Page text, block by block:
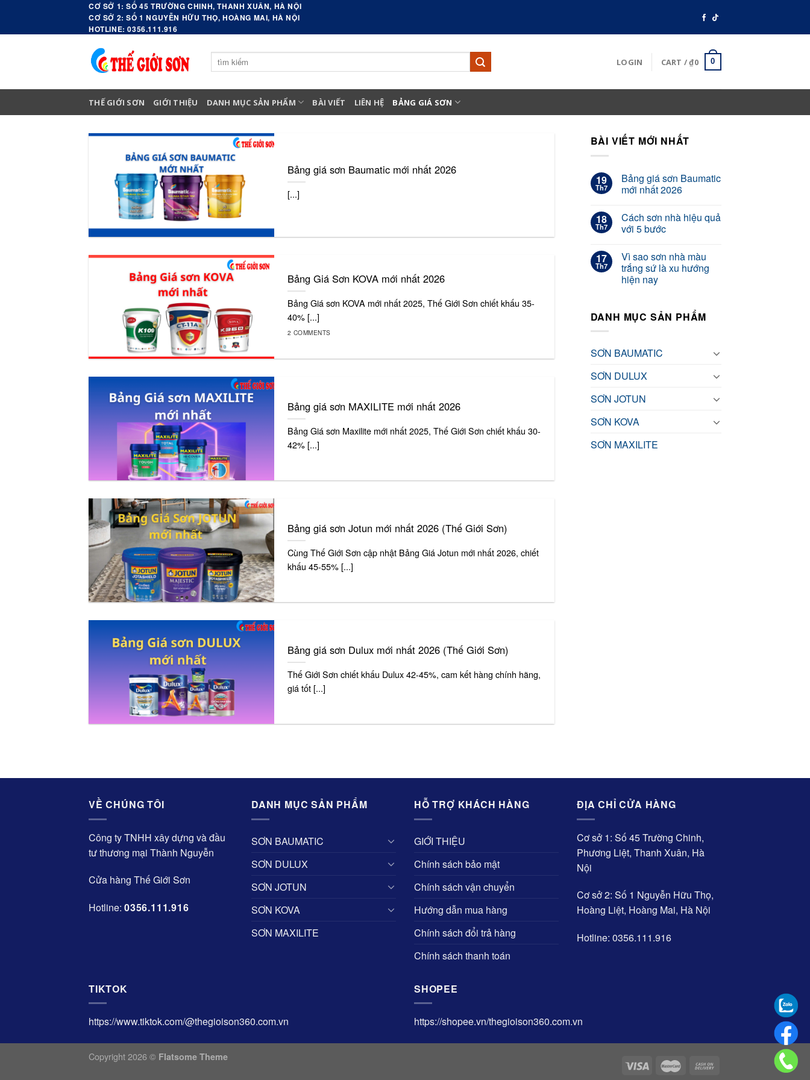
content
CƠ SỞ 1: SỐ 45 TRƯỜNG CHINH, THANH XUÂN, HÀ NỘI
CƠ SỞ 2: SỐ 1 NGUYỄN HỮU THỌ, HOÀNG MAI, HÀ NỘI
HOTLINE: 0356.111.916
Search
for:
LOGIN CART /₫0 0
THẾ GIỚI SƠN GIỚI THIỆU DANH MỤC SẢN PHẨM BÀI VIẾT LIÊN HỆ BẢNG GIÁ SƠN
Bảng giá sơn Baumatic mới nhất 2026
[...]
Bảng Giá Sơn KOVA mới nhất 2026
Bảng Giá sơn KOVA mới nhất 2025, Thế Giới Sơn chiết khấu 35-
40% [...]
2 COMMENTS
Bảng giá sơn MAXILITE mới nhất 2026
Bảng Giá sơn Maxilite mới nhất 2025, Thế Giới Sơn chiết khấu 30-
42% [...]
Bảng giá sơn Jotun mới nhất 2026 (Thế Giới Sơn)
Cùng Thế Giới Sơn cập nhật Bảng Giá Jotun mới nhất 2026, chiết
khấu 45-55% [...]
Bảng giá sơn Dulux mới nhất 2026 (Thế Giới Sơn)
Thế Giới Sơn chiết khấu Dulux 42-45%, cam kết hàng chính hãng,
giá tốt [...]
BÀI VIẾT MỚI NHẤT
19
Th7
Bảng giá sơn Baumatic
mới nhất 2026
18
Th7
Cách sơn nhà hiệu quả
với 5 bước
17
Th7
Vì sao sơn nhà màu
trắng sứ là xu hướng
hiện nay
DANH MỤC SẢN PHẨM
SƠN BAUMATIC
SƠN DULUX
SƠN JOTUN
SƠN KOVA
SƠN MAXILITE
VỀ CHÚNG TÔI
Công ty TNHH xây dựng và đầu
tư thương mại Thành Nguyễn
Cửa hàng Thế Giới Sơn
Hotline: 0356.111.916
DANH MỤC SẢN PHẨM
SƠN BAUMATIC
SƠN DULUX
SƠN JOTUN
SƠN KOVA
SƠN MAXILITE
HỖ TRỢ KHÁCH HÀNG
GIỚI THIỆU
Chính sách bảo mật
Chính sách vận chuyển
Hướng dẫn mua hàng
Chính sách đổi trả hàng
Chính sách thanh toán
ĐỊA CHỈ CỬA HÀNG
Cơ sở 1: Số 45 Trường Chinh,
Phương Liệt, Thanh Xuân, Hà
Nội
Cơ sở 2: Số 1 Nguyễn Hữu Thọ,
Hoàng Liệt, Hoàng Mai, Hà Nội
Hotline: 0356.111.916
TIKTOK
https://www.tiktok.com/@thegioison360.com.vn
SHOPEE
https://shopee.vn/thegioison360.com.vn
Copyright 2026 © Flatsome Theme